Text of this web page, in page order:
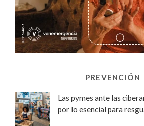
PREVENCIÓN
Las pymes ante las
por lo esencial para